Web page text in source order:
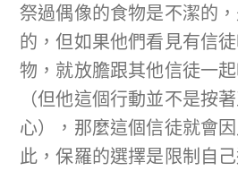
祭過偶像的食物是不潔的
的，但如果他們看見有信
物，就放膽跟其他信徒一
（但他這個行動並不是按
心），那麼這個信徒就會
此，保羅的選擇是限制自